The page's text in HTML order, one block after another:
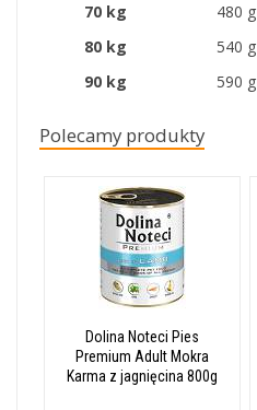
70 kg
480 g
80 kg
540 g
90 kg
590 g
Polecamy produkty
Dolina Noteci Pies
Premium Adult Mokra
Karma z jagnięcina 800g